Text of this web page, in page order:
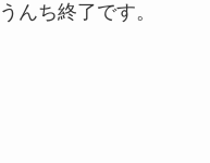
んち終了です。